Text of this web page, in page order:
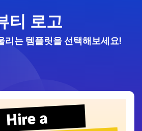
티 로고
리는 템플릿을 선택해보세요!
Hire a